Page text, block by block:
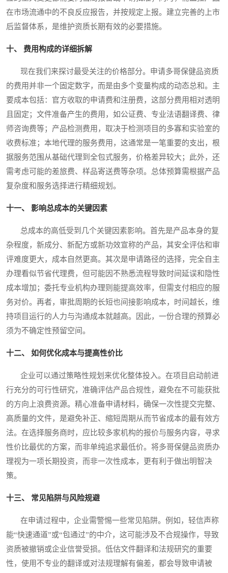
在市场流通中的不良反应报告，并按规定上报。建立完善的上市
后监督体系，是维护资质长期有效的必要措施。
十、 费用构成的详细拆解
现在我们来探讨最受关注的价格部分。申请多哥保健品资质
的费用并非一个固定数字，而是由多个变量构成的动态总和。主
要成本包括：官方收取的申请费和注册费，这部分费用相对透明
且固定；文件准备产生的费用，如公证费、专业法语翻译费、律
师咨询费等；产品检测费用，取决于检测项目的多寡和实验室的
收费标准；本地代理的服务费用，这通常是一笔重要的支出，根
据服务范围从基础代理到全包式服务，价格差异较大；此外，还
需考虑可能的差旅费、样品寄送费等杂项。总体预算需根据产品
复杂度和服务选择进行精细规划。
十一、 影响总成本的关键因素
总成本的高低受到几个关键因素影响。首先是产品本身的复
杂程度，新成分、新配方或新功效宣称的产品，其安全评估和审
评难度更大，成本自然更高。其次是申请路径的选择，完全自主
办理看似节省代理费，但可能因不熟悉流程导致时间延误和隐性
成本增加；委托专业机构办理则能提高效率，但需支付相应的服
务对价。再者，审批周期的长短也间接影响成本，时间越长，维
持项目运行的人力与沟通成本就越高。因此，一份合理的预算必
须为不确定性预留空间。
十二、 如何优化成本与提高性价比
企业可以通过策略性规划来优化整体投入。在项目启动前进
行充分的可行性研究，准确评估产品合规性，避免在不可能获批
的方向上浪费资源。精心准备申请材料，确保一次性提交完整、
高质量的文件，是避免补正、缩短周期从而节省成本的最有效方
法。在选择服务商时，应比较多家机构的报价与服务内容，寻求
性价比最优的方案，而非单纯追求最低价。将多哥保健品资质办
理视为一项长期投资，而非一次性成本，更有利于做出明智决
策。
十三、 常见陷阱与风险规避
在申请过程中，企业需警惕一些常见陷阱。例如，轻信声称
能“快速通道”或“包通过”的中介，这可能涉及不合规操作，导致
资质被撤销或企业信誉受损。低估文件翻译和法规研究的重要
性，使用不专业的翻译或对法规理解有偏差，都会导致申请被